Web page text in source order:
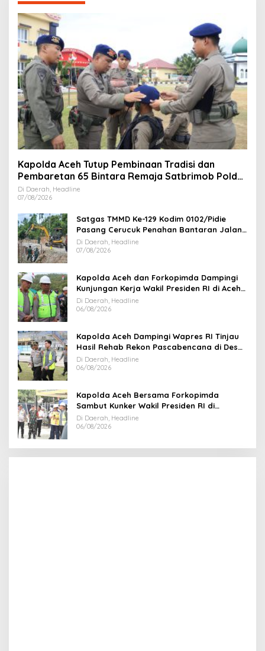
Kapolda Aceh Tutup Pembinaan Tradisi dan
Pembaretan 65 Bintara Remaja Satbrimob Polda
Aceh
Di Daerah, Headline
07/08/2026
Satgas TMMD Ke-129 Kodim 0102/Pidie
Pasang Cerucuk Penahan Bantaran Jalan,
Perkuat Fondasi Jembatan
Di Daerah, Headline
07/08/2026
Kapolda Aceh dan Forkopimda Dampingi
Kunjungan Kerja Wakil Presiden RI di Aceh
Tengah
Di Daerah, Headline
06/08/2026
Kapolda Aceh Dampingi Wapres RI Tinjau
Hasil Rehab Rekon Pascabencana di Desa
Kendawi Gayo Lues
Di Daerah, Headline
06/08/2026
Kapolda Aceh Bersama Forkopimda
Sambut Kunker Wakil Presiden RI di
Kabupaten Bireuen
Di Daerah, Headline
06/08/2026